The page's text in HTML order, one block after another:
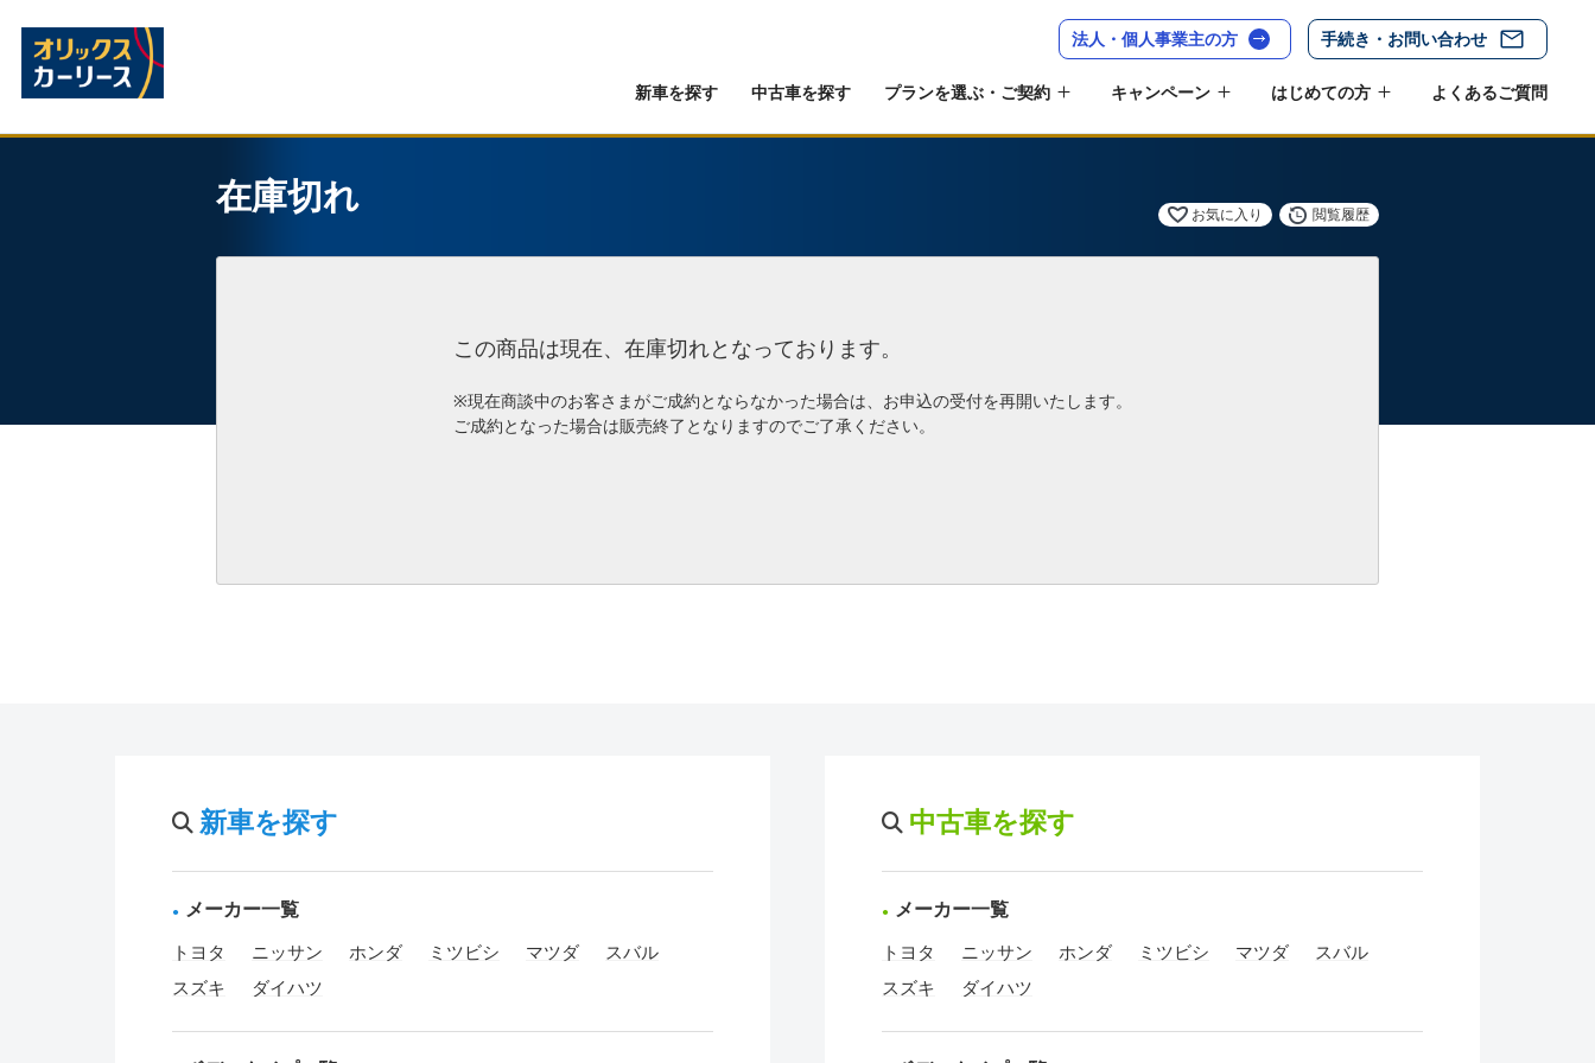
法人・個人事業主の方 手続き・お問い合わせ
新車を探す 中古車を探す プランを選ぶ・ご契約 キャンペーン はじめての方 よくあるご質問
在庫切れ お気に入り 閲覧履歴
この商品は現在、在庫切れとなっております。
※現在商談中のお客さまがご成約とならなかった場合は、お申込の受付を再開いたします。
ご成約となった場合は販売終了となりますのでご了承ください。
新車を探す
メーカー一覧
トヨタ ニッサン ホンダ ミツビシ マツダ
スバル
スズキ
ダイハツ
中古車を探す
メーカー一覧
トヨタ ニッサン ホンダ ミツビシ マツダ
スバル
スズキ
ダイハツ